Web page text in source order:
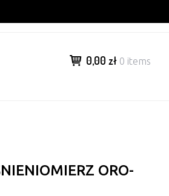
0,00 zł 0 items
ORO-